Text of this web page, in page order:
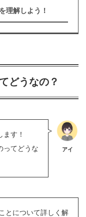
理解しよう！
どうなの？
す！
ってどうな
アイ
とについて詳しく解